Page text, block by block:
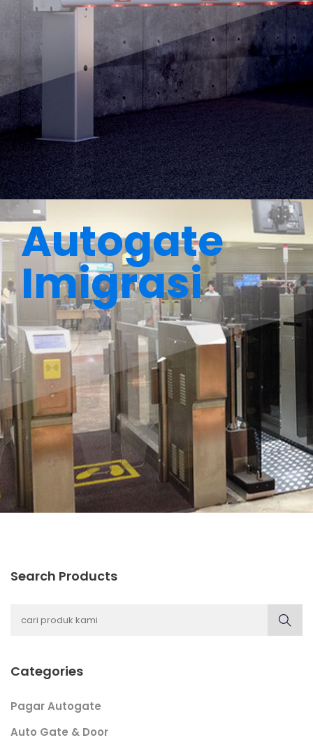
Autogate
Imigrasi
Search Products
Categories
Pagar Autogate
Auto Gate & Door